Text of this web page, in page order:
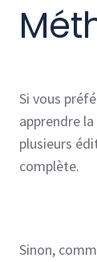
Si vous
apprendre
plusieurs
complète.
Sinon,